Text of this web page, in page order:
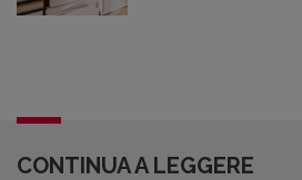
CONTINUA A LEGGERE